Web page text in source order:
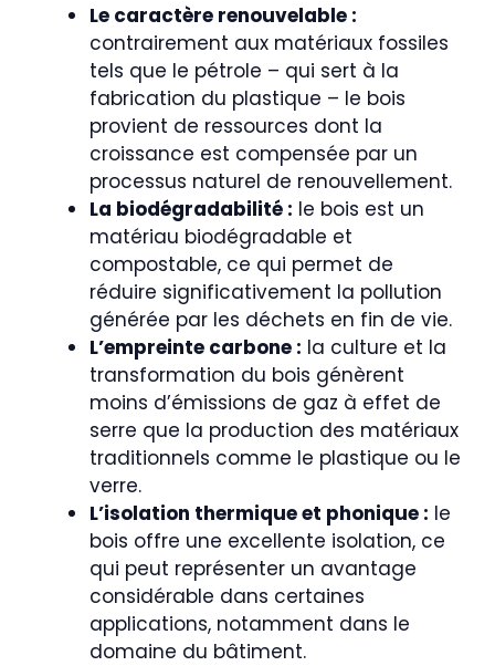
Le caractère renouvelable :
contrairement aux matériaux fossiles
tels que le pétrole – qui sert à la
fabrication du plastique – le bois
provient de ressources dont la
croissance est compensée par un
processus naturel de renouvellement.
La biodégradabilité : le bois est un
matériau biodégradable et
compostable, ce qui permet de
réduire significativement la pollution
générée par les déchets en fin de vie.
L’empreinte carbone : la culture et la
transformation du bois génèrent
moins d’émissions de gaz à effet de
serre que la production des matériaux
traditionnels comme le plastique ou le
verre.
L’isolation thermique et phonique : le
bois offre une excellente isolation, ce
qui peut représenter un avantage
considérable dans certaines
applications, notamment dans le
domaine du bâtiment.